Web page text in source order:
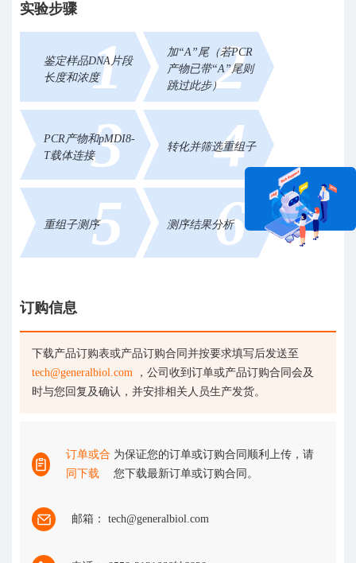
实验步骤
鉴定样品DNA片段
长度和浓度1
加“A”尾（若PCR
产物已带“A”尾则
跳过此步）2
PCR产物和pMDI8-
T载体连接3 转化并筛选重组子
4
重组子测序5 测序结果分析
6
订购信息
下载产品订购表或产品订购合同并按要求填写后发送至
tech@generalbiol.com ，公司收到订单或产品订购合同会及
时与您回复及确认，并安排相关人员生产发货。
订单或合
同下载
为保证您的订单或订购合同顺利上传，请
您下载最新订单或订购合同。
邮箱： tech@generalbiol.com